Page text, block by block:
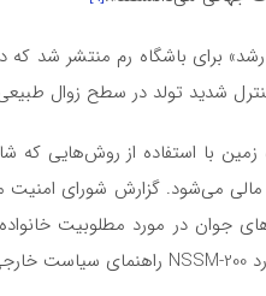
رشد» برای باشگاه رم منتشر
شدید تولد در سطح زوال
با استفاده از روش‌هایی که
جوان در مورد مطلوبیت